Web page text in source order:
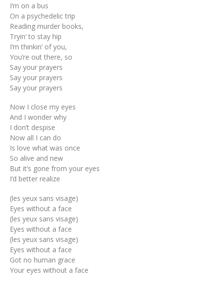
I’m on a bus
On a psychedelic trip
Reading murder books,
Tryin’ to stay hip
I’m thinkin’ of you,
You’re out there, so
Say your prayers
Say your prayers
Say your prayers
Now I close my eyes
And I wonder why
I don’t despise
Now all I can do
Is love what was once
So alive and new
But it’s gone from your eyes
I’d better realize
(les yeux sans visage)
Eyes without a face
(les yeux sans visage)
Eyes without a face
(les yeux sans visage)
Eyes without a face
Got no human grace
Your eyes without a face